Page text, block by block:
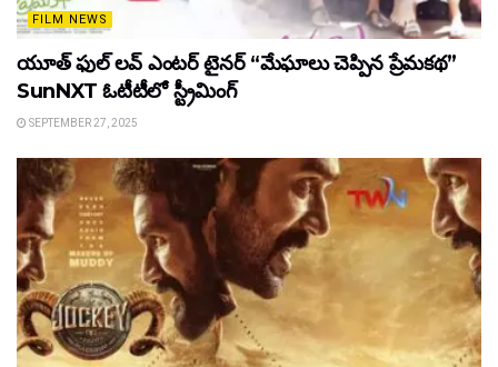
FILM NEWS
యూత్ ఫుల్ లవ్ ఎంటర్ టైనర్ “మేఘాలు చెప్పిన ప్రేమకథ”
SunNXT ఓటీటీలో స్ట్రీమింగ్
SEPTEMBER 27, 2025